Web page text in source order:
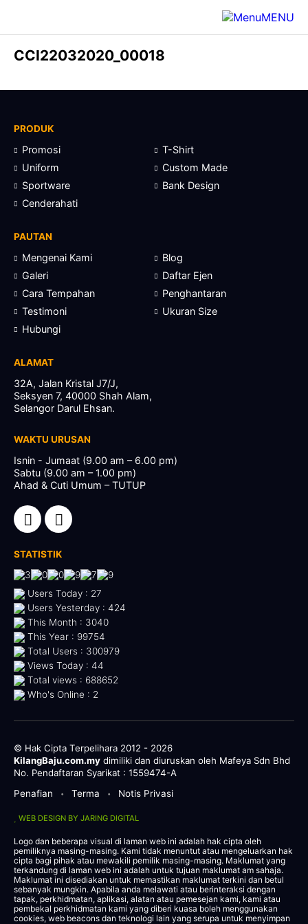
MENU
CCI22032020_00018
PRODUK
Promosi
T-Shirt
Uniform
Custom Made
Sportware
Bank Design
Cenderahati
PAUTAN
Mengenai Kami
Blog
Galeri
Daftar Ejen
Cara Tempahan
Penghantaran
Testimoni
Ukuran Size
Hubungi
ALAMAT
32A, Jalan Kristal J7/J,
Seksyen 7, 40000 Shah Alam,
Selangor Darul Ehsan.
WAKTU URUSAN
Isnin - Jumaat (9.00 am – 6.00 pm)
Sabtu (9.00 am – 1.00 pm)
Ahad & Cuti Umum – TUTUP
STATISTIK
Users Today : 27
Users Yesterday : 424
This Month : 3040
This Year : 99754
Total Users : 300979
Views Today : 44
Total views : 688652
Who's Online : 2
© Hak Cipta Terpelihara 2012 - 2026
KilangBaju.com.my dimiliki dan diuruskan oleh Mafeya Sdn Bhd
No. Pendaftaran Syarikat : 1559474-A
Penafian
• Terma • Notis Privasi
WEB DESIGN BY JARING DIGITAL
Logo dan beberapa visual di laman web ini adalah hak cipta oleh
pemiliknya masing-masing. Kami tidak menuntut atau mengeluarkan hak
cipta bagi pihak atau mewakili pemilik masing-masing. Maklumat yang
terkandung di laman web ini adalah untuk tujuan maklumat am sahaja.
Maklumat ini disediakan untuk memastikan maklumat terkini dan betul
sebanyak mungkin. Apabila anda melawati atau berinteraksi dengan
tapak, perkhidmatan, aplikasi, alatan atau pemesejan kami, kami atau
pembekal perkhidmatan kami yang diberi kuasa boleh menggunakan
cookies, web beacons dan teknologi lain yang serupa untuk menyimpan